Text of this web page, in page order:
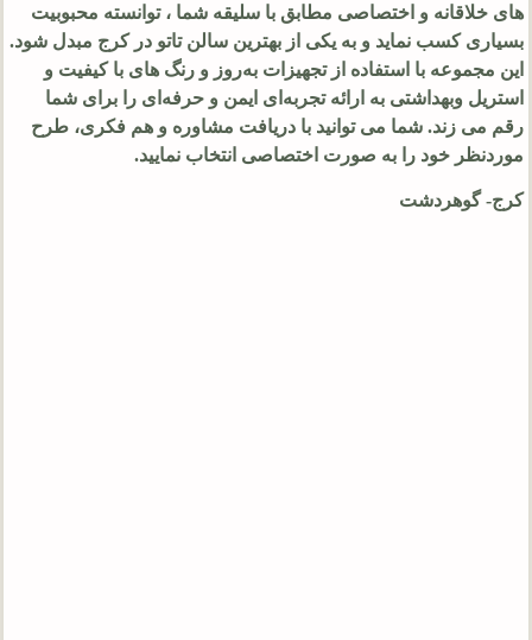
های خلاقانه و اختصاصی مطابق با سلیقه شما ، توانسته محبوبیت
بسیاری کسب نماید و به یکی از بهترین سالن تاتو در کرج مبدل شود.
این مجموعه با استفاده از تجهیزات به‌روز و رنگ‌ های با کیفیت و
استریل وبهداشتی به ارائه تجربه‌ای ایمن و حرفه‌ای را برای شما
رقم می زند. شما می توانید با دریافت مشاوره و هم فکری، طرح
موردنظر خود را به صورت اختصاصی انتخاب نمایید.
کرج- گوهردشت